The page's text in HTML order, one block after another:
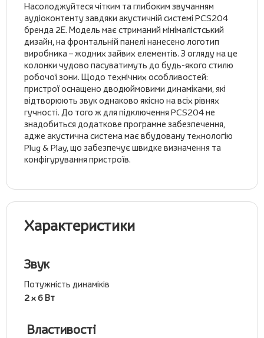
Насолоджуйтеся чітким та глибоким звучанням
аудіоконтенту завдяки акустичній системі PCS204
бренда 2Е. Модель має стриманий мінімалістський
дизайн, на фронтальній панелі нанесено логотип
виробника – жодних зайвих елементів. З огляду на це
колонки чудово пасуватимуть до будь-якого стилю
робочої зони. Щодо технічних особливостей:
пристрої оснащено дводюймовими динаміками, які
відтворюють звук однаково якісно на всіх рівнях
гучності. До того ж для підключення PCS204 не
знадобиться додаткове програмне забезпечення,
адже акустична система має вбудовану технологію
Plug & Play, що забезпечує швидке визначення та
конфігурування пристроїв.
Характеристики
Звук
Потужність динаміків
2 x 6 Вт
Властивості